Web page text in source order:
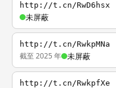
http://t.cn/RwD6hsx
未屏蔽
http://t.cn/RwkpMNa
截至 2025 年 未屏蔽
http://t.cn/RwkpfXe